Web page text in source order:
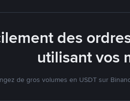
des
utilisant vos
de gros volumes en USDT sur